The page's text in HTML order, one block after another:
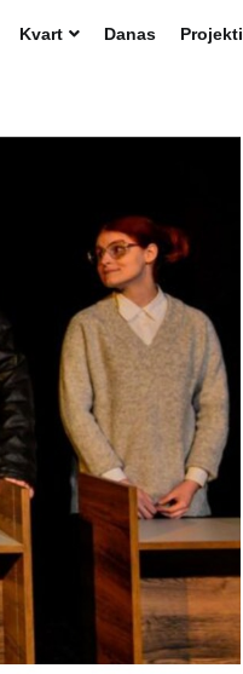
Kvart Danas Projekti